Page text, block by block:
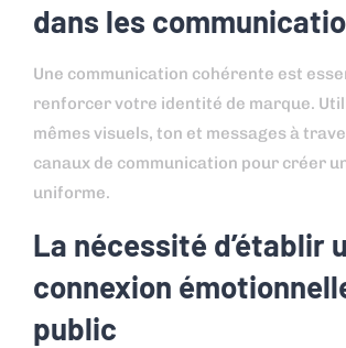
dans les
Une communication cohérente est
renforcer votre identité de marque.
mêmes visuels, ton et messages à
canaux de communication pour créer
uniforme.
La nécessité d’établir
connexion
public